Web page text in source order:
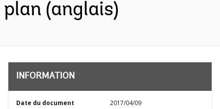
plan (anglais)
INFORMATION
Date du document 2017/04/09